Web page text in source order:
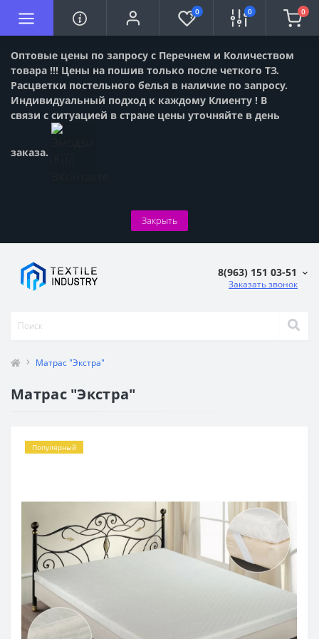
Оптовые цены по запросу с Перечнем и Количеством
товара !!! Цены на пошив только после четкого ТЗ.
Расцветки постельного белья в наличие по запросу.
Индивидуальный подход к каждому Клиенту ! В
связи с ситуацией в стране цены уточняйте в день
заказа.
Закрыть
0 0 0
8(963) 151 03-51
Заказать звонок
Матрас "Экстра"
Матрас "Экстра"
Популярный